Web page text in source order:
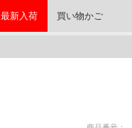
最新入荷 買い物かご